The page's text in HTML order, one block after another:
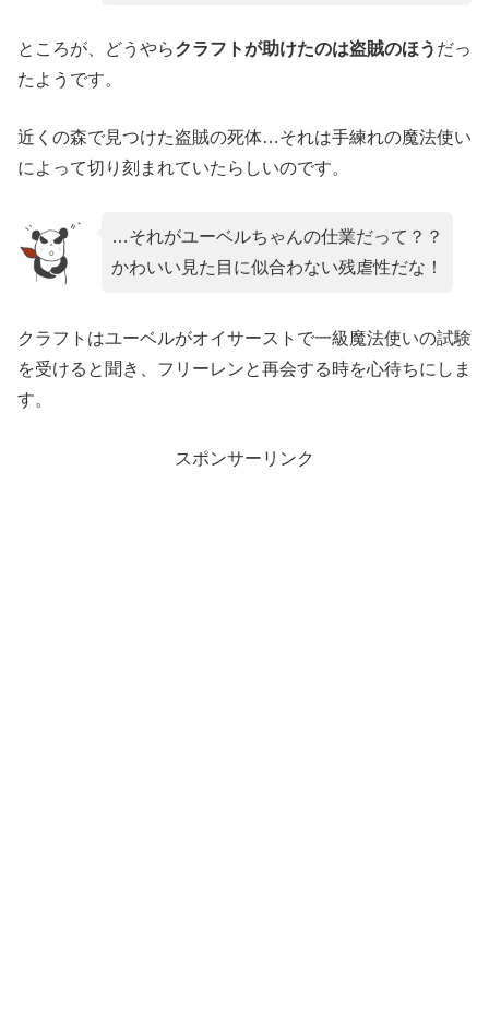
ところが、どうやらクラフトが助けたのは盗賊のほう だっ
たようです。
近くの森で見つけた盗賊の死体…それは手練れの魔法使い
によって切り刻まれていたらしいのです。
…それがユーベルちゃんの仕業だって？？
かわいい見た目に似合わない残虐性だな！
クラフトはユーベルがオイサーストで一級魔法使いの試験
を受けると聞き、フリーレンと再会する時を心待ちにしま
す。
スポンサーリンク